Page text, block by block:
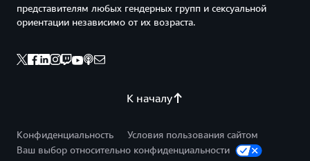
К началу
представителям любых гендерных групп и сексуальной
ориентации независимо от их возраста.
Конфиденциальность
Условия пользования сайтом
Ваш выбор относительно конфиденциальности